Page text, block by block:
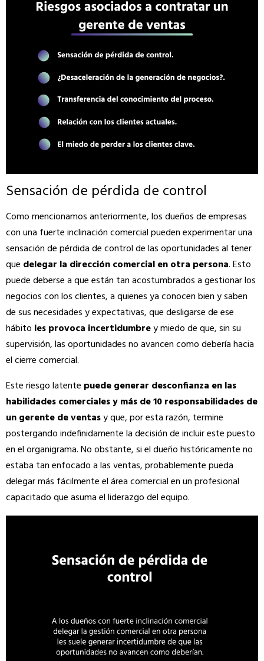
Sensación de pérdida de control
Como mencionamos anteriormente, los dueños de empresas
con una fuerte inclinación comercial pueden experimentar una
sensación de pérdida de control de las oportunidades al tener
que delegar la dirección comercial en otra persona. Esto
puede deberse a que están tan acostumbrados a gestionar los
negocios con los clientes, a quienes ya conocen bien y saben
de sus necesidades y expectativas, que desligarse de ese
hábito les provoca incertidumbrey miedo de que, sin su
supervisión, las oportunidades no avancen como debería hacia
el cierre comercial.
Este riesgo latente puede generar desconfianza en las
habilidades comerciales y más de 10 responsabilidades de
un gerente de ventasy que, por esta razón, termine
postergando indefinidamente la decisión de incluir este puesto
en el organigrama. No obstante, si el dueño históricamente no
estaba tan enfocado a las ventas, probablemente pueda
delegar más fácilmente el área comercial en un profesional
capacitado que asuma el liderazgo del equipo.